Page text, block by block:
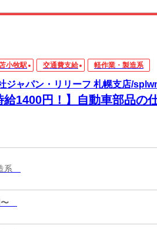
小牧駅 交通費支給 軽作業・製造系
ジャパン・リリーフ 札幌支店/
給1400円！】自動車部品の
系